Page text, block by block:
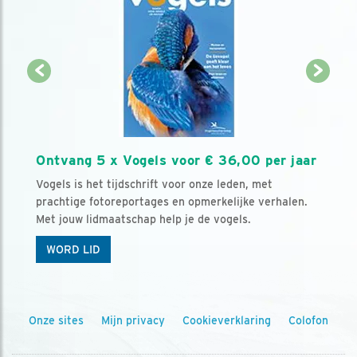
Ontvang 5 x Vogels voor € 36,00 per jaar
Vogels is het tijdschrift voor onze leden, met
prachtige fotoreportages en opmerkelijke verhalen.
Met jouw lidmaatschap help je de vogels.
WORD LID
Onze sites Mijn privacy Cookieverklaring Colofon